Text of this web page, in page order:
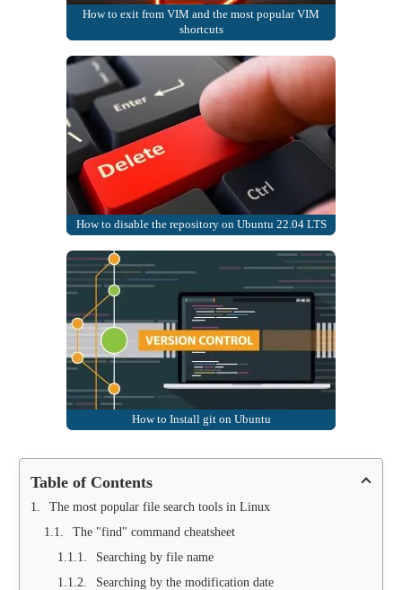
How to exit from VIM and the most popular VIM
shortcuts
How to disable the repository on Ubuntu 22.04 LTS
How to Install git on Ubuntu
Table of Contents
The most popular file search tools in Linux
The "find" command cheatsheet
Searching by file name
Searching by the modification date